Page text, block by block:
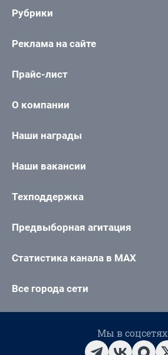
Рубрики
Реклама на сайте
Прайс-лист
О компании
Наши награды
Наши вакансии
Техподдержка
Предвыборная агитация
Статистика канала в MAX
Все города сети
Мы в соцсетях